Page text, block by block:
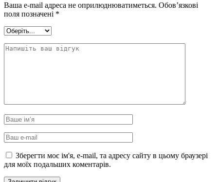
Ваша e-mail адреса не оприлюднюватиметься. Обов’язкові
поля позначені *
Зберегти моє ім'я, e-mail, та адресу сайту в цьому браузері
для моїх подальших коментарів.